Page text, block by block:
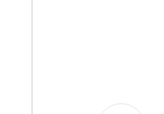
verwalten,